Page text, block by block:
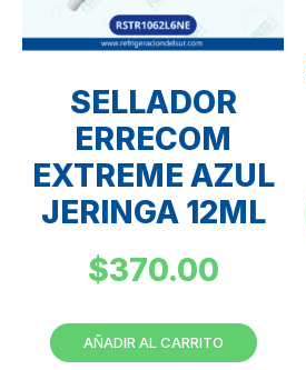
SELLADOR
ERRECOM
EXTREME AZUL
JERINGA 12ML
$370.00
AÑADIR AL CARRITO